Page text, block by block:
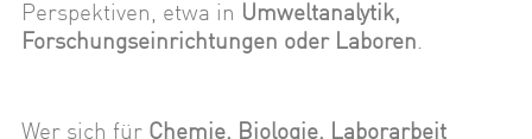
Perspektiven, etwa in Umweltanalytik,
Forschungseinrichtungen oder Laboren
Wer sich für Chemie, Biologie, Laborarbeit